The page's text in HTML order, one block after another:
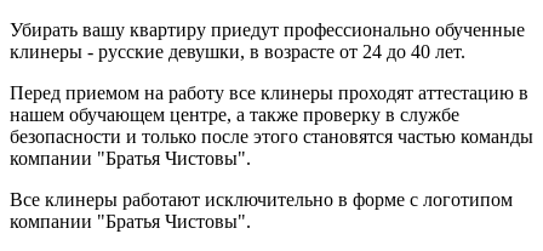
Убирать вашу квартиру приедут профессионально обученные
клинеры - русские девушки, в возрасте от 24 до 40 лет.
Перед приемом на работу все клинеры проходят аттестацию в
нашем обучающем центре, а также проверку в службе
безопасности и только после этого становятся частью команды
компании "Братья Чистовы".
Все клинеры работают исключительно в форме с логотипом
компании "Братья Чистовы".